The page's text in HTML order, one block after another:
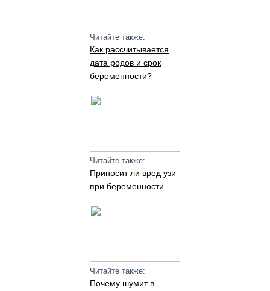
Читайте также:
Как рассчитывается
дата родов и срок
беременности?
Читайте также:
Приносит ли вред узи
при беременности
Читайте также:
Почему шумит в